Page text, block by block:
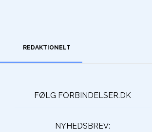
REDAKTIONELT
FØLG FORBINDELSER.DK
NYHEDSBREV: